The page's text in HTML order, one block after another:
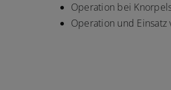
Operation bei
Operation und